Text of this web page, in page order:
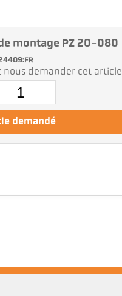
montage PZ 20-080
nous demander cet article
demandé